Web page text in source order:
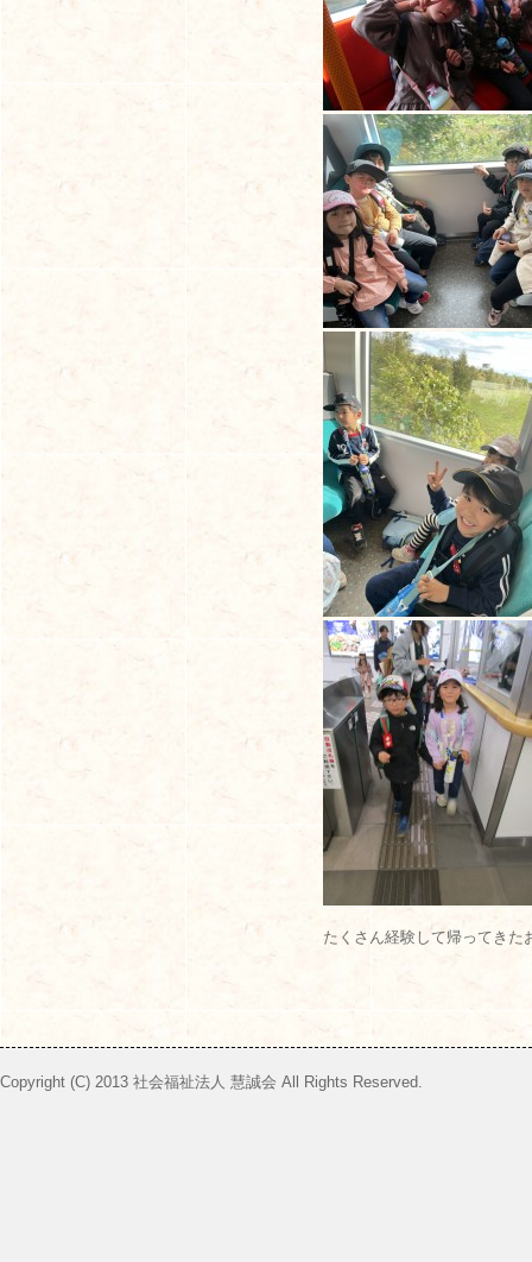
たくさん経験して帰ってき
Copyright (C) 2013 社会福祉法人 慧誠会 All Rights Reserved.